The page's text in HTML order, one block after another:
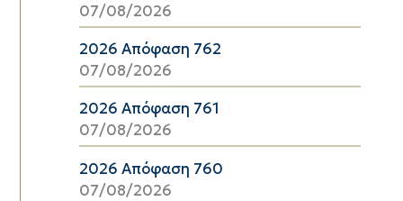
07/08/2026
2026 Απόφαση 762
07/08/2026
2026 Απόφαση 761
07/08/2026
2026 Απόφαση 760
07/08/2026